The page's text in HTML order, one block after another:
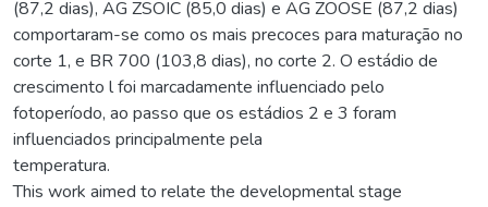
(87,2 dias), AG ZSOIC (85,0 dias) e AG ZOOSE (87,2 dias)
comportaram-se como os mais precoces para maturação no
corte 1, e BR 700 (103,8 dias), no corte 2. O estádio de
crescimento l foi marcadamente influenciado pelo
fotoperíodo, ao passo que os estádios 2 e 3 foram
influenciados principalmente pela
temperatura.
This work aimed to relate the developmental stage